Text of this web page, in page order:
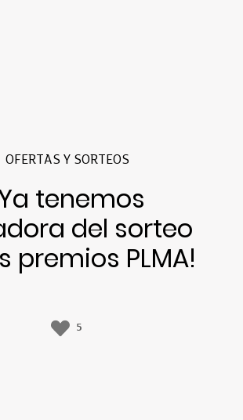
OFERTAS Y SORTEOS
tenemos
del sorteo
premios PLMA!
5